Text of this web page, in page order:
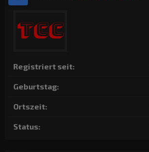
Registriert seit:
Geburtstag:
Ortszeit:
Status: